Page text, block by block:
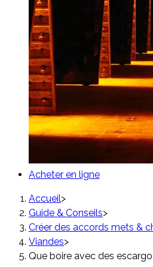
Acheter en ligne
Accueil>
Guide & Conseils>
Créer des accords mets &
Viandes>
Que boire avec des